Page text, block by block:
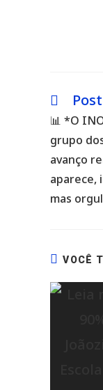
Leia
artigos
📊 *O
grupo
avanço
aparece,
mas
VOCÊ